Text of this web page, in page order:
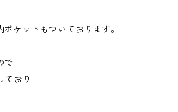
ケットもついております。
で
ており